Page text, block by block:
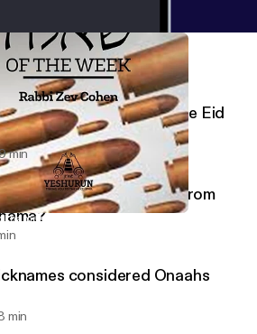
considered Onaahs Dvarim?
Week - Yeshurun - Rabbi Zev Cohen
is a Mechutin with the Eid
min
Gomel after Flying from
considered Onaahs
min